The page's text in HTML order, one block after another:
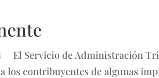
El Servicio de Administración
los contribuyentes de algunas